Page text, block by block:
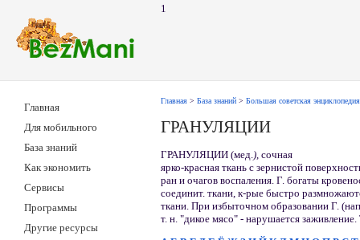
1
Главная
Для мобильного
База знаний
Как экономить
Сервисы
Программы
Другие ресурсы
Главная > База знаний > Большая советская энциклопедия
ГРАНУЛЯЦИИ
ГРАНУЛЯЦИИ (мед. ) , сочная
ярко-красная ткань с зернистой
ран и очагов воспаления. Г. богаты
соединит. ткани, к-рые быстро
ткани. При избыточном образовании Г.
т. н. "дикое мясо" - нарушается